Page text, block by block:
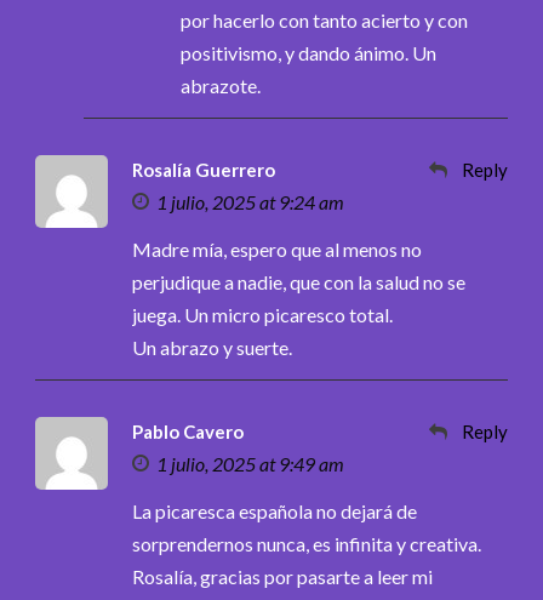
por hacerlo con tanto acierto y con
positivismo, y dando ánimo. Un
abrazote.
Rosalía Guerrero
1 julio, 2025 at 9:24 am
Reply
Madre mía, espero que al menos no
perjudique a nadie, que con la salud no se
juega. Un micro picaresco total.
Un abrazo y suerte.
Pablo Cavero
1 julio, 2025 at 9:49 am
Reply
La picaresca española no dejará de
sorprendernos nunca, es infinita y creativa.
Rosalía, gracias por pasarte a leer mi